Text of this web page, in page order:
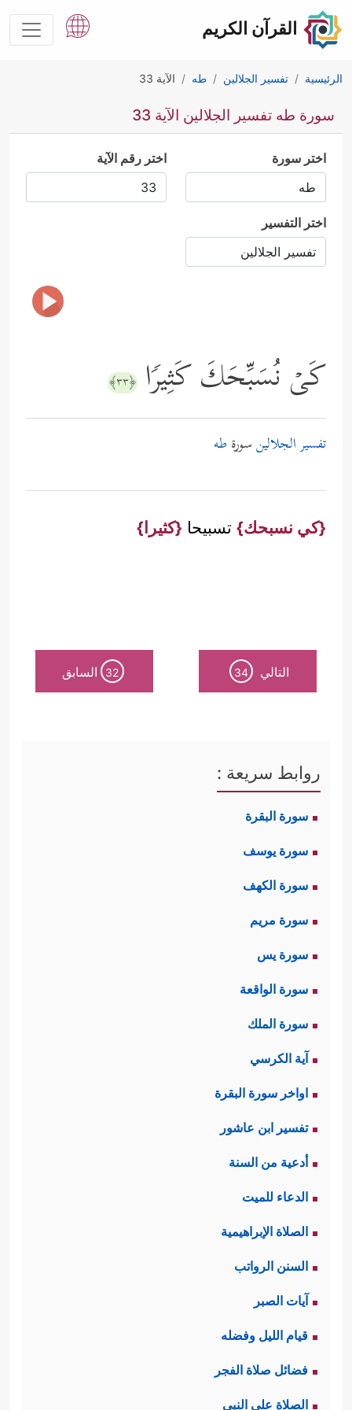
القرآن الكريم
الرئيسية تفسير الجلالين طه الآية 33
سورة طه تفسير الجلالين الآية 33
اختر سورة اختر رقم الآية
اختر التفسير
كَیۡ نُسَبِّحَكَ كَثِیرࣰا ﴿٣٣﴾
تفسير الجلالينسورة طه
{كي نسبحك} تسبيحا {كثيرا}
التالي 34
32 السابق
روابط سريعة :
سورة البقرة
سورة يوسف
سورة الكهف
سورة مريم
سورة يس
سورة الواقعة
سورة الملك
آية الكرسي
اواخر سورة البقرة
تفسير ابن عاشور
أدعية من السنة
الدعاء للميت
الصلاة الإبراهيمية
السنن الرواتب
آيات الصبر
قيام الليل وفضله
فضائل صلاة الفجر
الصلاة على النبي